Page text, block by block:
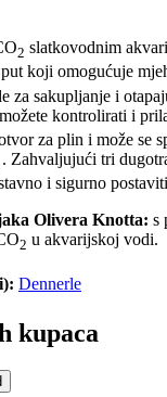
2 slatkovodnim
koji omogućuje
za sakupljanje i
kontrolirati i
za plin i može se
. Zahvaljujući tri
i sigurno
Olivera Knotta: s
2 u akvarijskoj vodi.
Dennerle
kupaca